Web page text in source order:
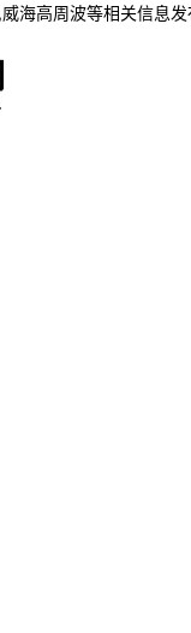
海高周波等相关信息发